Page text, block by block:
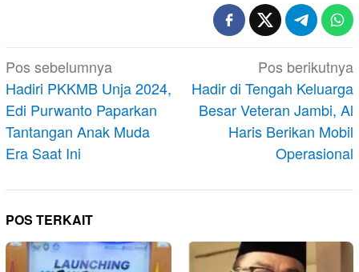
Navigasi
pos
Pos sebelumnya
Hadiri PKKMB Unja 2024,
Edi Purwanto Paparkan
Tantangan Anak Muda
Era Saat Ini
Pos berikutnya
Hadir di Tengah Keluarga
Besar Veteran Jambi, Al
Haris Berikan Mobil
Operasional
POS TERKAIT